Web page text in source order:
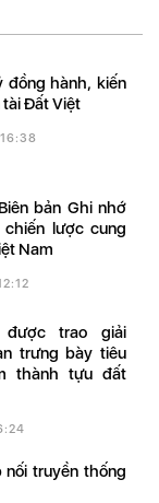
Đất Việt
lược cung
Nam
trưng bày tiêu
thành tựu đất